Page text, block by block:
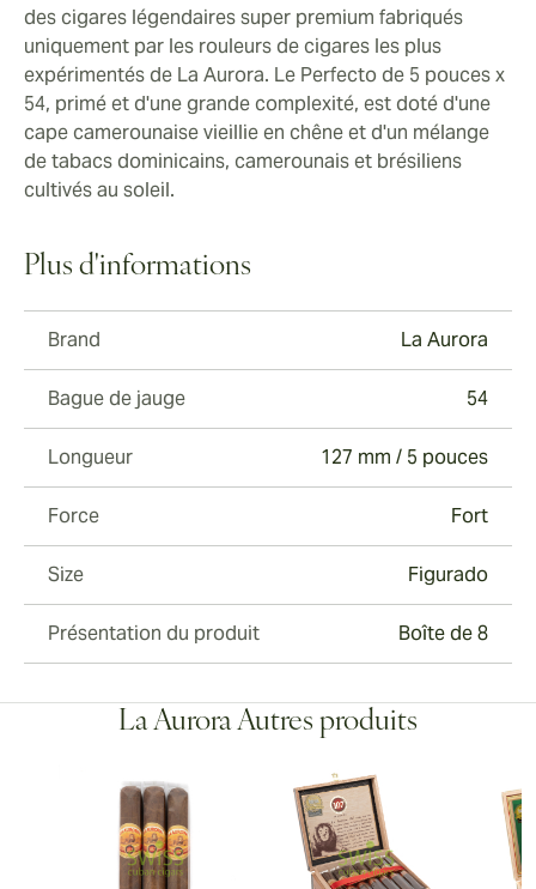
des cigares légendaires super premium fabriqués
uniquement par les rouleurs de cigares les plus
expérimentés de La Aurora. Le Perfecto de 5 pouces x
54, primé et d'une grande complexité, est doté d'une
cape camerounaise vieillie en chêne et d'un mélange
de tabacs dominicains, camerounais et brésiliens
cultivés au soleil.
Plus d'informations
Brand La Aurora
Bague de jauge 54
Longueur 127 mm / 5 pouces
Force Fort
Size Figurado
Présentation du produit Boîte de 8
La Aurora Autres produits